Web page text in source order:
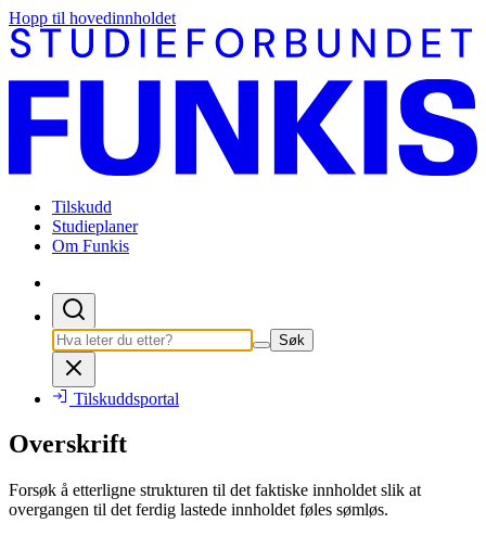
Hopp til hovedinnholdet
Tilskudd
Studieplaner
Om Funkis
Søk
Tilskuddsportal
Overskrift
Forsøk å etterligne strukturen til det faktiske innholdet slik at
overgangen til det ferdig lastede innholdet føles sømløs.